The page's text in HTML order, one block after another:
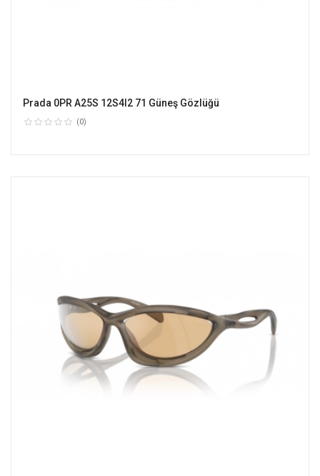
Prada 0PR A25S 12S4I2 71 Güneş Gözlüğü
(0)